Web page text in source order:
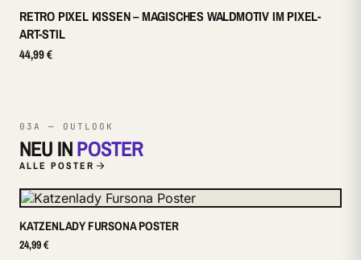
RETRO PIXEL KISSEN – MAGISCHES WALDMOTIV IM PIXEL-
ART-STIL
44,99 €
03A — OUTLOOK
NEU INPOSTER
ALLE POSTER
KATZENLADY FURSONA POSTER
24,99 €